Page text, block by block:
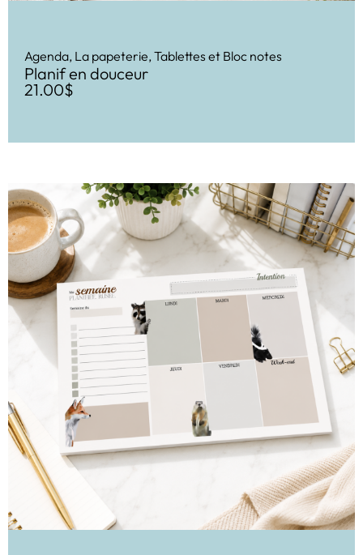
Agenda, La papeterie, Tablettes et Bloc notes
Planif en douceur
21.00$